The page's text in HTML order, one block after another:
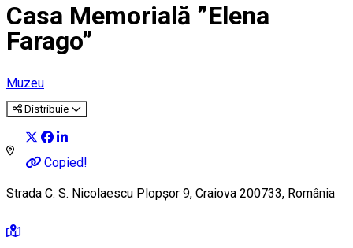
Casa Memorială ”Elena
Farago”
Muzeu
Distribuie
Copied!
Strada C. S. Nicolaescu Plopșor 9, Craiova 200733, România